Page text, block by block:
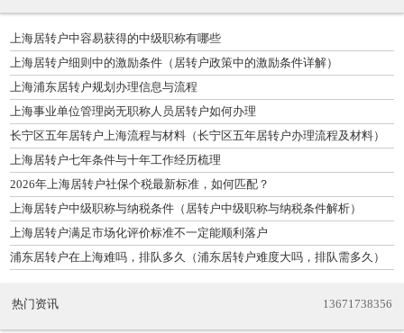
上海居转户中容易获得的中级职称有哪些
上海居转户细则中的激励条件（居转户政策中的激励条件详解）
上海浦东居转户规划办理信息与流程
上海事业单位管理岗无职称人员居转户如何办理
长宁区五年居转户上海流程与材料（长宁区五年居转户办理流程及材料）
上海居转户七年条件与十年工作经历梳理
2026年上海居转户社保个税最新标准，如何匹配？
上海居转户中级职称与纳税条件（居转户中级职称与纳税条件解析）
上海居转户满足市场化评价标准不一定能顺利落户
浦东居转户在上海难吗，排队多久（浦东居转户难度大吗，排队需多久）
热门资讯 13671738356